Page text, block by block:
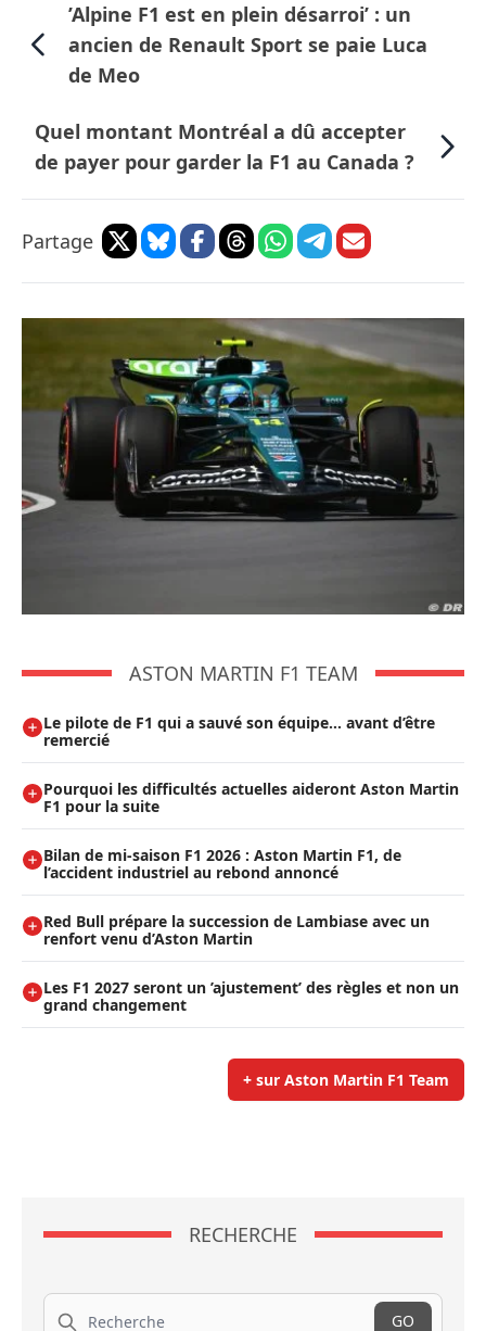
’Alpine F1 est en plein désarroi’ : un
ancien de Renault Sport se paie Luca
de Meo
Quel montant Montréal a dû accepter
de payer pour garder la F1 au Canada ?
Partage
ASTON MARTIN F1 TEAM
Le pilote de F1 qui a sauvé son équipe… avant d’être
remercié
Pourquoi les difficultés actuelles aideront Aston Martin
F1 pour la suite
Bilan de mi-saison F1 2026 : Aston Martin F1, de
l’accident industriel au rebond annoncé
Red Bull prépare la succession de Lambiase avec un
renfort venu d’Aston Martin
Les F1 2027 seront un ’ajustement’ des règles et non un
grand changement
+ sur Aston Martin F1 Team
RECHERCHE
Recherche
GO